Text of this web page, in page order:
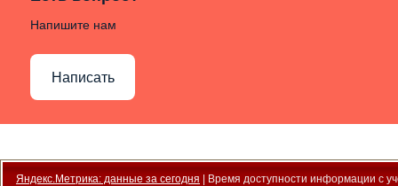
Напишите нам
Написать
Яндекс.Метрика: данные за сегодня | Время доступности информации с